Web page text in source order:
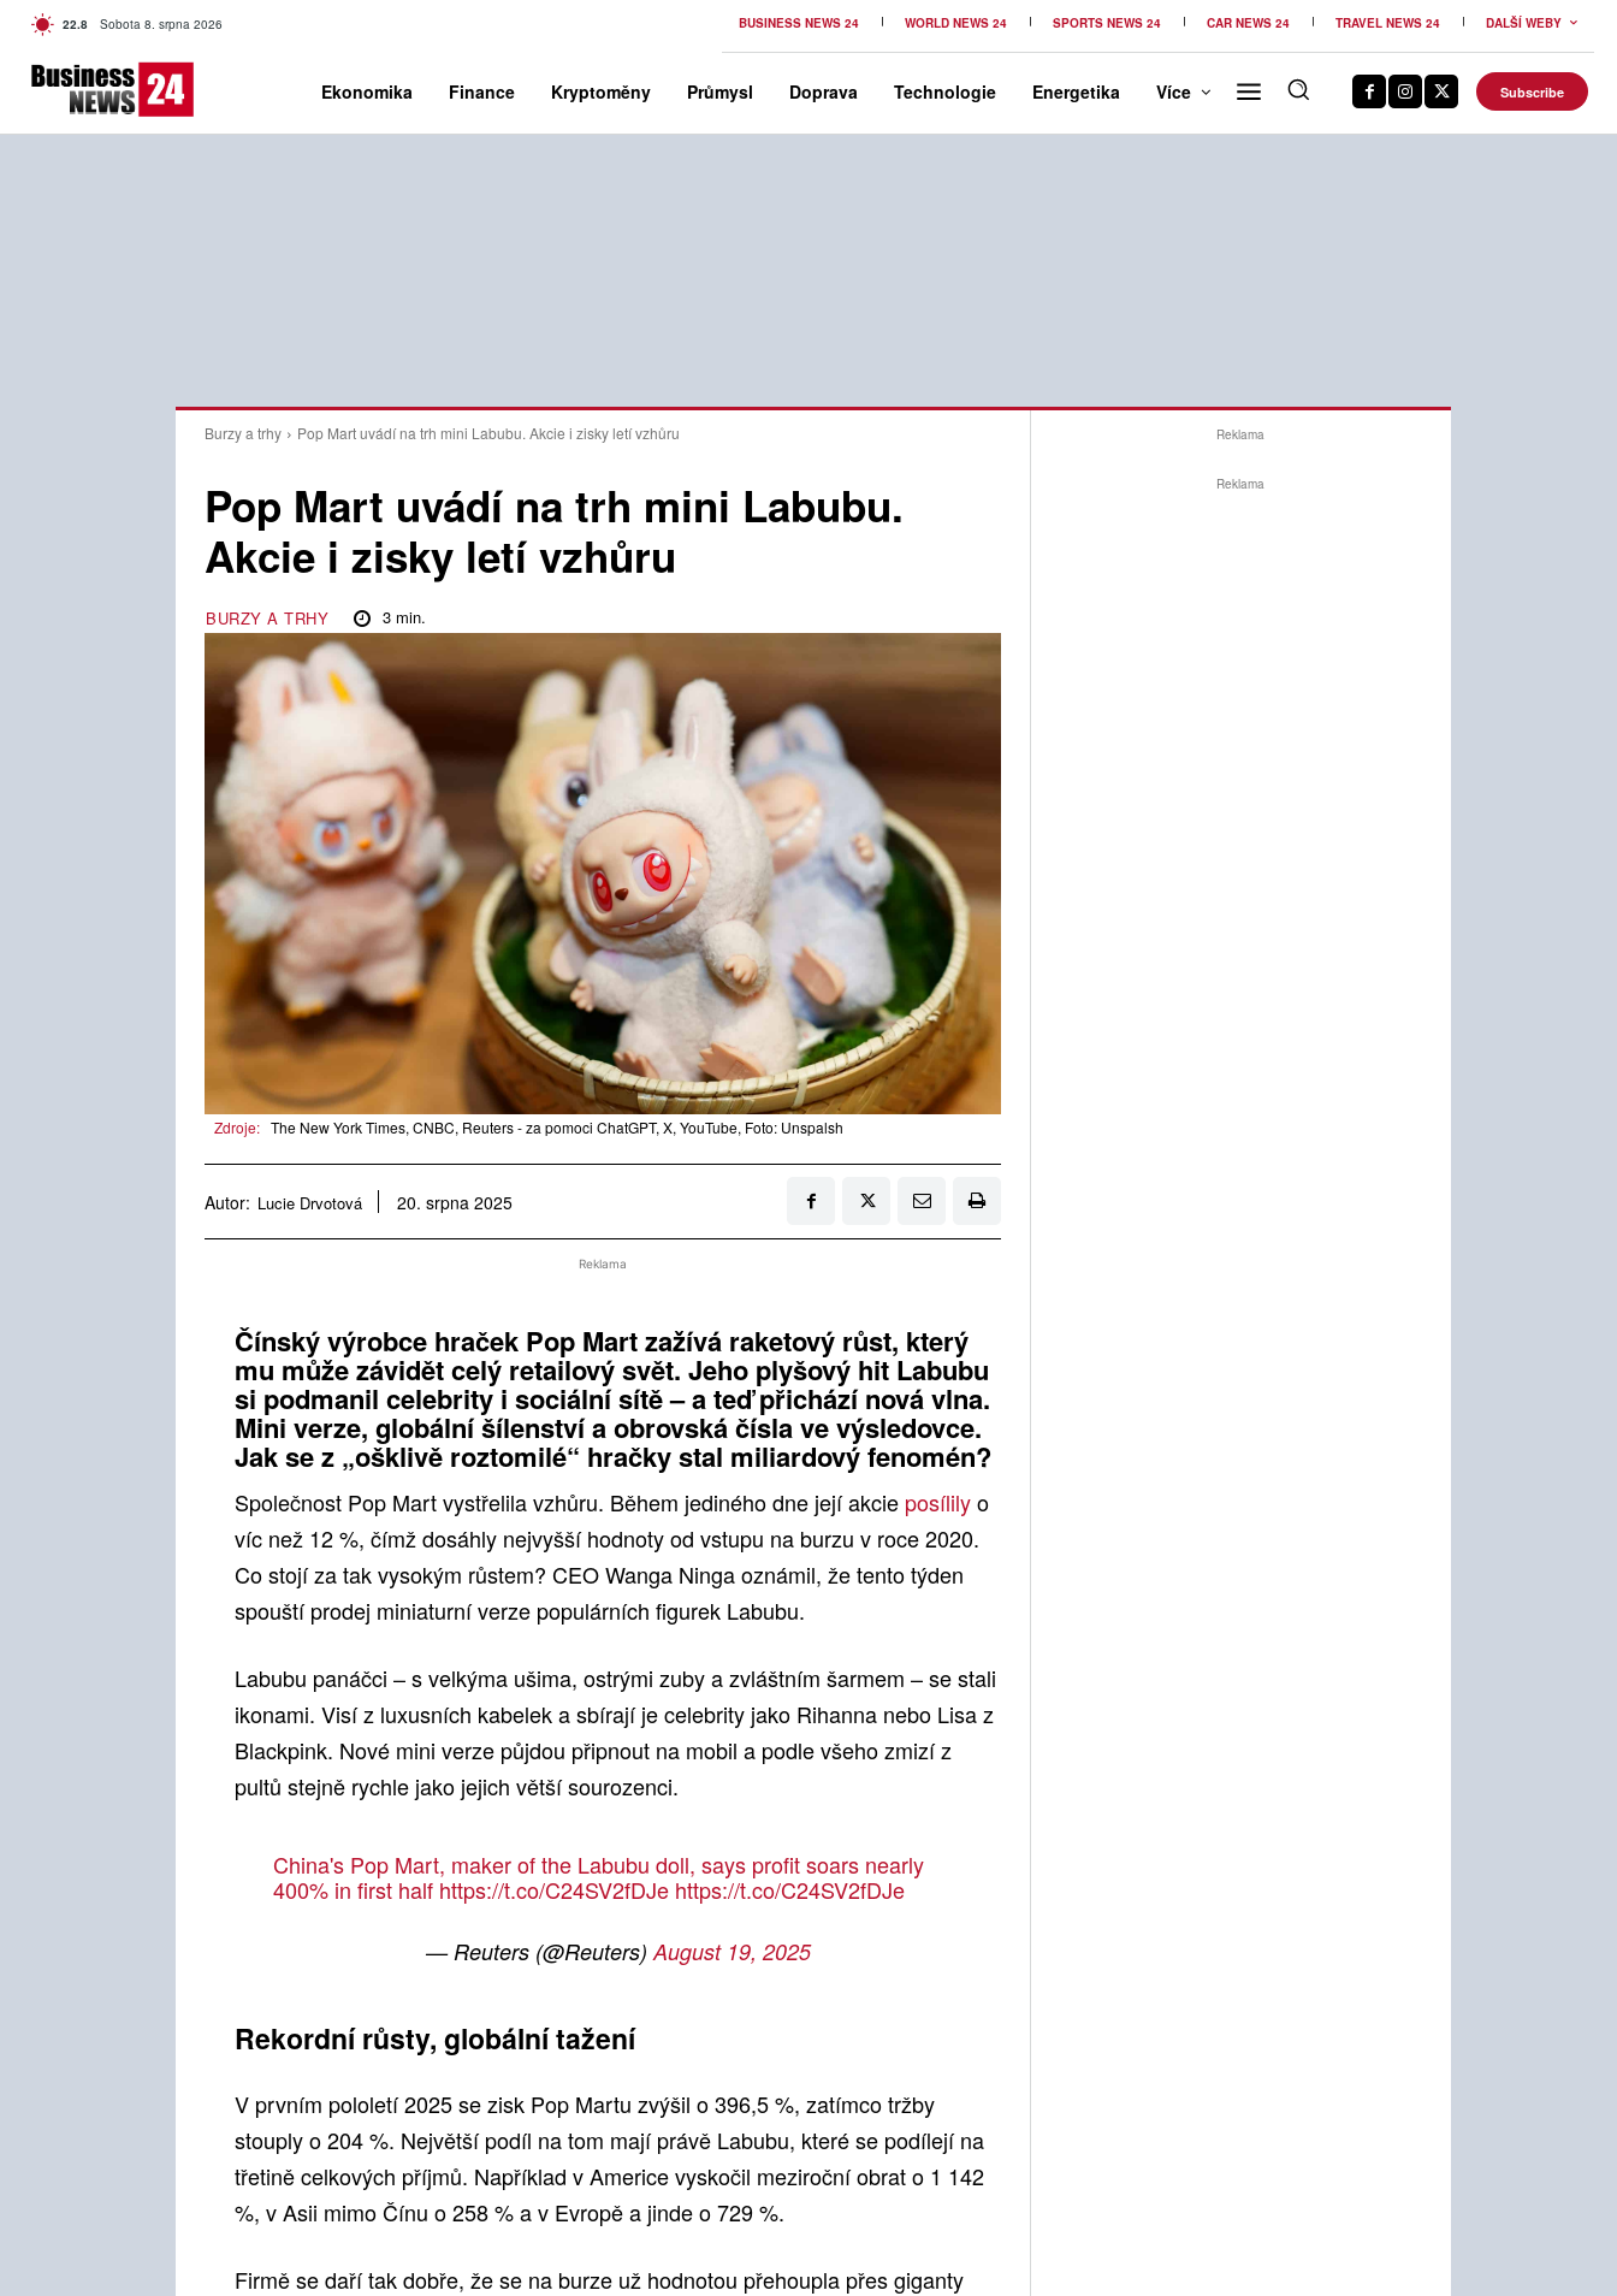
22.8 C Czech
Sobota 8. srpna 2026 BUSINESS NEWS 24 WORLD NEWS 24 SPORTS NEWS 24 CAR NEWS 24 TRAVEL NEWS 24 DALŠÍ WEBY
Ekonomika Finance Kryptoměny Průmysl Doprava Technologie Energetika Více Subscribe
Burzy a trhy Pop Mart uvádí na trh mini Labubu. Akcie i zisky letí vzhůru
Pop Mart uvádí na trh mini Labubu.
Akcie i zisky letí vzhůru
BURZY A TRHY 3 min.
Zdroje: The New York Times, CNBC, Reuters - za pomoci ChatGPT, X, YouTube, Foto: Unspalsh
Autor: Lucie Drvotová 20. srpna 2025
Reklama
Čínský výrobce hraček Pop Mart zažívá raketový růst, který
mu může závidět celý retailový svět. Jeho plyšový hit Labubu
si podmanil celebrity i sociální sítě – a teď přichází nová vlna.
Mini verze, globální šílenství a obrovská čísla ve výsledovce.
Jak se z „ošklivě roztomilé“ hračky stal miliardový fenomén?
Společnost Pop Mart vystřelila vzhůru. Během jediného dne její akcie posílilyo
víc než 12 %, čímž dosáhly nejvyšší hodnoty od vstupu na burzu v roce 2020.
Co stojí za tak vysokým růstem? CEO Wanga Ninga oznámil, že tento týden
spouští prodej miniaturní verze populárních figurek Labubu.
Labubu panáčci – s velkýma ušima, ostrými zuby a zvláštním šarmem – se stali
ikonami. Visí z luxusních kabelek a sbírají je celebrity jako Rihanna nebo Lisa z
Blackpink. Nové mini verze půjdou připnout na mobil a podle všeho zmizí z
pultů stejně rychle jako jejich větší sourozenci.
China's Pop Mart, maker of the Labubu doll, says profit soars nearly
400% in first half https://t.co/C24SV2fDJe https://t.co/C24SV2fDJe
— Reuters (@Reuters)August 19, 2025
Rekordní růsty, globální tažení
V prvním pololetí 2025 se zisk Pop Martu zvýšil o 396,5 %, zatímco tržby
stouply o 204 %. Největší podíl na tom mají právě Labubu, které se podílejí na
třetině celkových příjmů. Například v Americe vyskočil meziroční obrat o 1 142
%, v Asii mimo Čínu o 258 % a v Evropě a jinde o 729 %.
Firmě se daří tak dobře, že se na burze už hodnotou přehoupla přes giganty
Reklama
Reklama